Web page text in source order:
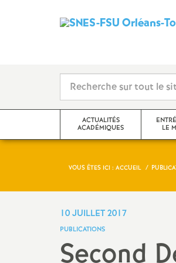
ACTUALITÉS
ACADÉMIQUES
Droits et libertés
LE
Préparer sa
Connaître ses
VOUS ÊTES ICI : ACCUEIL
10 JUILLET 2017
PUBLICATIONS
Second